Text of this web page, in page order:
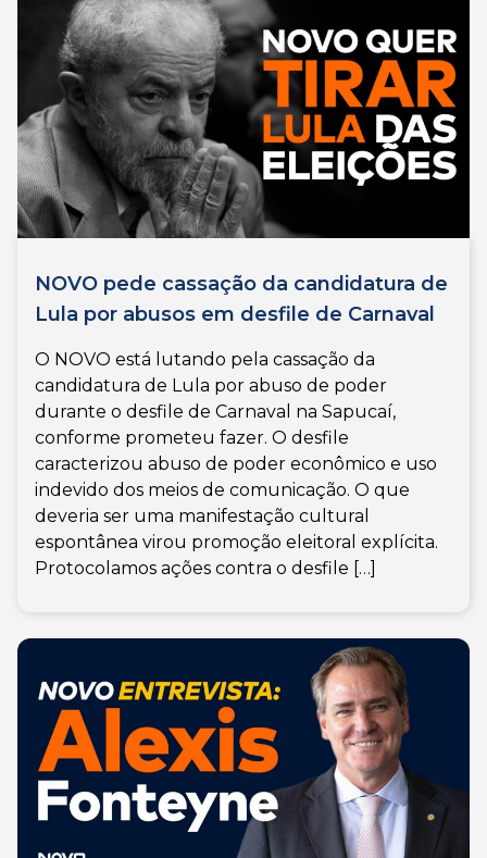
NOVO pede cassação da candidatura de
Lula por abusos em desfile de Carnaval
O NOVO está lutando pela cassação da
candidatura de Lula por abuso de poder
durante o desfile de Carnaval na Sapucaí,
conforme prometeu fazer. O desfile
caracterizou abuso de poder econômico e uso
indevido dos meios de comunicação. O que
deveria ser uma manifestação cultural
espontânea virou promoção eleitoral explícita.
Protocolamos ações contra o desfile […]